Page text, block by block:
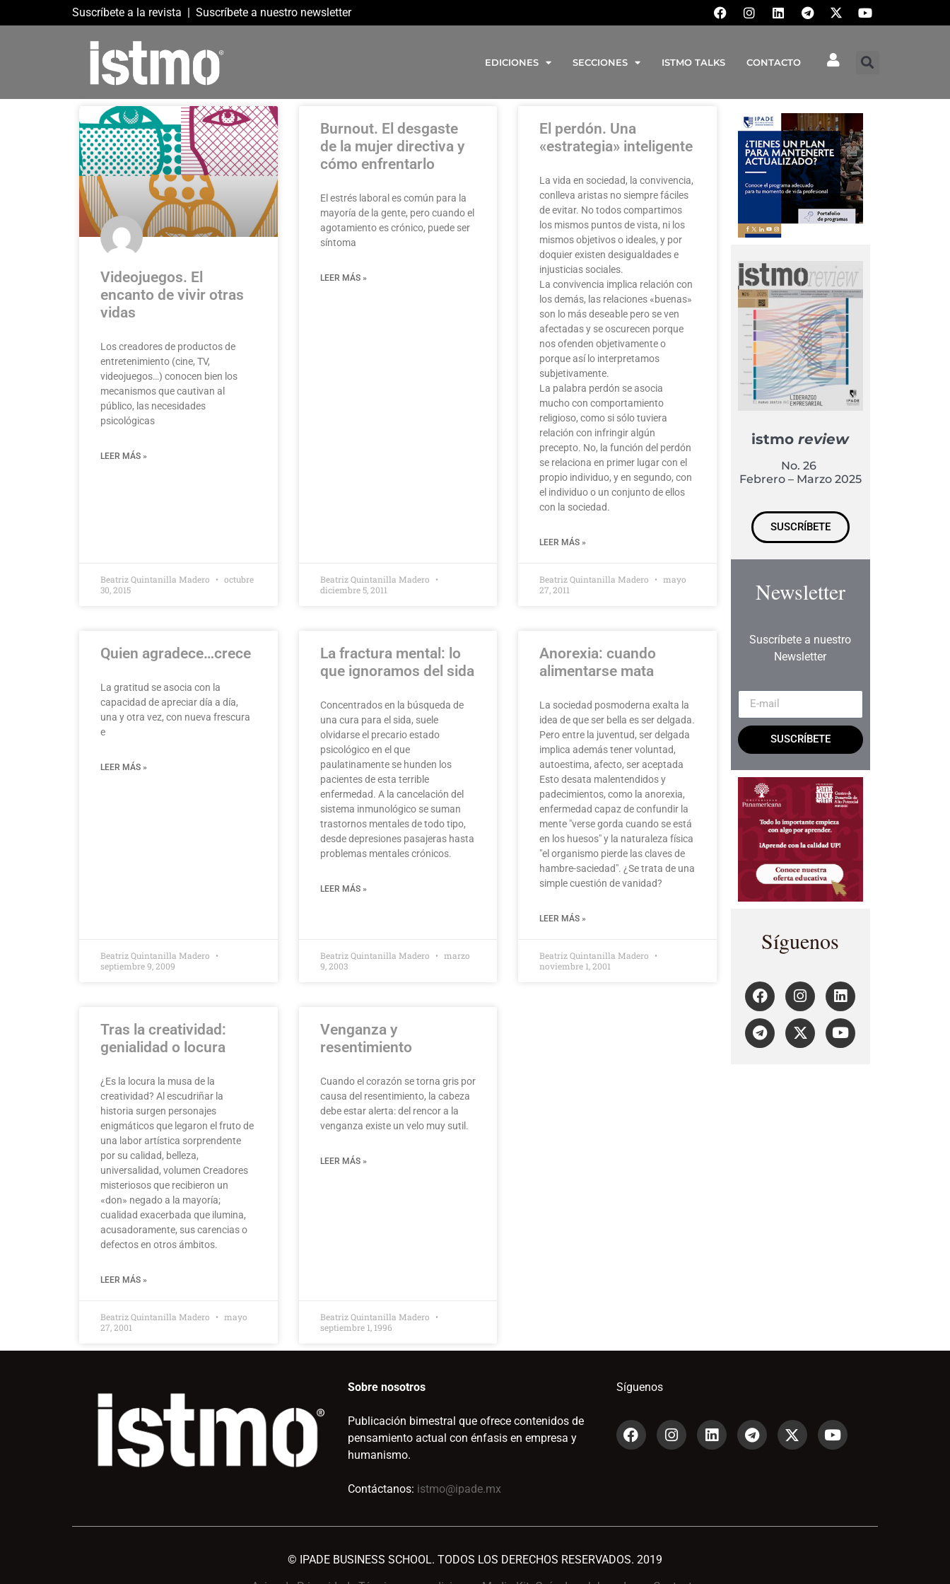
Suscríbete a la revista | Suscríbete a nuestro newsletter
EDICIONES SECCIONES ISTMO TALKS CONTACTO
Videojuegos. El
encanto de vivir otras
vidas
Los creadores de productos de
entretenimiento (cine, TV,
videojuegos…) conocen bien los
mecanismos que cautivan al
público, las necesidades
psicológicas
LEER MÁS »
Beatriz Quintanilla Madero
octubre
30, 2015
Burnout. El desgaste
de la mujer directiva y
cómo enfrentarlo
El estrés laboral es común para la
mayoría de la gente, pero cuando el
agotamiento es crónico, puede ser
síntoma
LEER MÁS »
Beatriz Quintanilla Madero
diciembre 5, 2011
El perdón. Una
«estrategia» inteligente
La vida en sociedad, la convivencia,
conlleva aristas no siempre fáciles
de evitar. No todos compartimos
los mismos puntos de vista, ni los
mismos objetivos o ideales, y por
doquier existen desigualdades e
injusticias sociales.
La convivencia implica relación con
los demás, las relaciones «buenas»
son lo más deseable pero se ven
afectadas y se oscurecen porque
nos ofenden objetivamente o
porque así lo interpretamos
subjetivamente.
La palabra perdón se asocia
mucho con comportamiento
religioso, como si sólo tuviera
relación con infringir algún
precepto. No, la función del perdón
se relaciona en primer lugar con el
propio individuo, y en segundo, con
el individuo o un conjunto de ellos
con la sociedad.
LEER MÁS »
Beatriz Quintanilla Madero
mayo
27, 2011
Quien agradece…crece
La gratitud se asocia con la
capacidad de apreciar día a día,
una y otra vez, con nueva frescura
e
LEER MÁS »
Beatriz Quintanilla Madero
septiembre 9, 2009
La fractura mental: lo
que ignoramos del sida
Concentrados en la búsqueda de
una cura para el sida, suele
olvidarse el precario estado
psicológico en el que
paulatinamente se hunden los
pacientes de esta terrible
enfermedad. A la cancelación del
sistema inmunológico se suman
trastornos mentales de todo tipo,
desde depresiones pasajeras hasta
problemas mentales crónicos.
LEER MÁS »
Beatriz Quintanilla Madero
marzo
9, 2003
Anorexia: cuando
alimentarse mata
La sociedad posmoderna exalta la
idea de que ser bella es ser delgada.
Pero entre la juventud, ser delgada
implica además tener voluntad,
autoestima, afecto, ser aceptada
Esto desata malentendidos y
padecimientos, como la anorexia,
enfermedad capaz de confundir la
mente "verse gorda cuando se está
en los huesos" y la naturaleza física
"el organismo pierde las claves de
hambre-saciedad". ¿Se trata de una
simple cuestión de vanidad?
LEER MÁS »
Beatriz Quintanilla Madero
noviembre 1, 2001
Tras la creatividad:
genialidad o locura
¿Es la locura la musa de la
creatividad? Al escudriñar la
historia surgen personajes
enigmáticos que legaron el fruto de
una labor artística sorprendente
por su calidad, belleza,
universalidad, volumen Creadores
misteriosos que recibieron un
«don» negado a la mayoría;
cualidad exacerbada que ilumina,
acusadoramente, sus carencias o
defectos en otros ámbitos.
LEER MÁS »
Beatriz Quintanilla Madero
mayo
27, 2001
Venganza y
resentimiento
Cuando el corazón se torna gris por
causa del resentimiento, la cabeza
debe estar alerta: del rencor a la
venganza existe un velo muy sutil.
LEER MÁS »
Beatriz Quintanilla Madero
septiembre 1, 1996
istmoreview
No. 26
Febrero – Marzo 2025
SUSCRÍBETE
Newsletter
Suscríbete a nuestro
Newsletter
SUSCRÍBETE
Síguenos
Sobre nosotros
Publicación bimestral que ofrece contenidos de
pensamiento actual con énfasis en empresa y
humanismo.
Contáctanos: istmo@ipade.mx
Síguenos
© IPADE BUSINESS SCHOOL. TODOS LOS DERECHOS RESERVADOS. 2019